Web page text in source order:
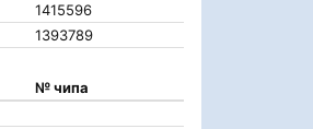
1415596
1393789
№ чипа